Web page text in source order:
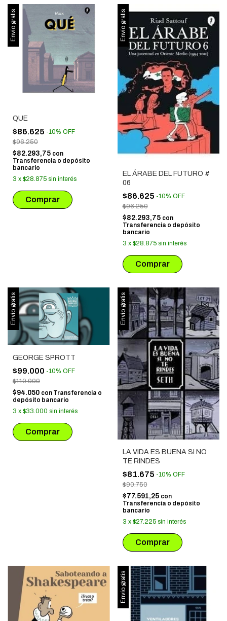
Envío gratis
QUE
$86.625 -10% OFF
$96.250
$82.293,75 con
Transferencia o depósito
bancario
3 x $28.875 sin interés
Envío gratis
EL ÁRABE DEL FUTURO #
06
$86.625 -10% OFF
$96.250
$82.293,75 con
Transferencia o depósito
bancario
3 x $28.875 sin interés
Envío gratis
GEORGE SPROTT
$99.000 -10% OFF
$110.000
$94.050 con Transferencia o
depósito bancario
3 x $33.000 sin interés
Envío gratis
LA VIDA ES BUENA SI NO
TE RINDES
$81.675 -10% OFF
$90.750
$77.591,25 con
Transferencia o depósito
bancario
3 x $27.225 sin interés
Envío gratis